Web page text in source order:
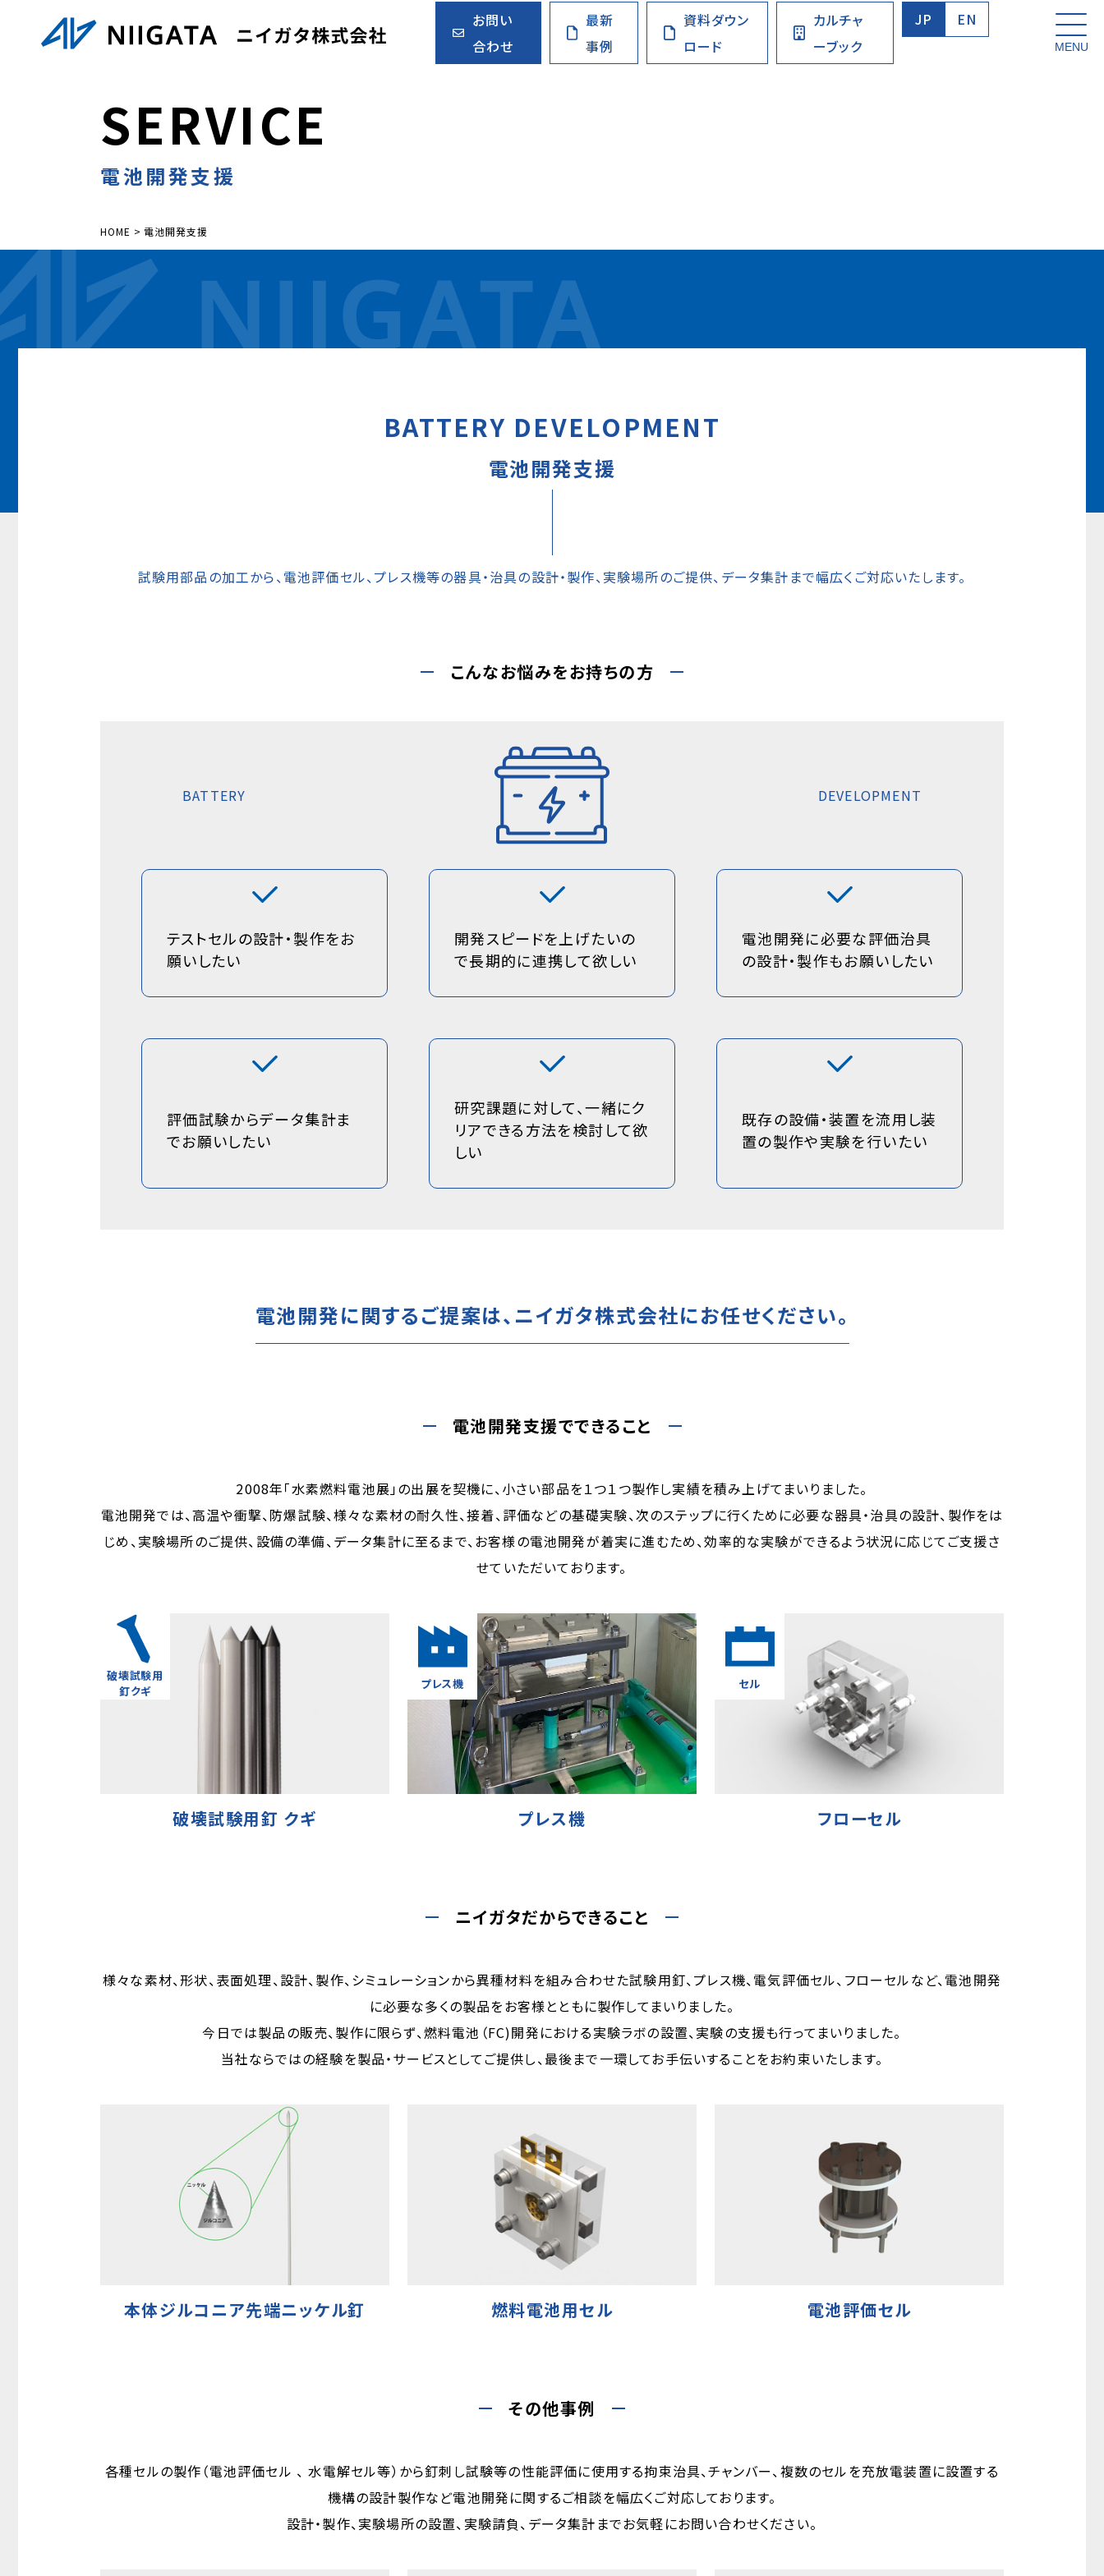
お問い
合わせ
最新
事例
資料ダウン
ロード
カルチャ
ーブック
JP EN
SERVICE
電池開発支援
HOME > 電池開発支援
BATTERY DEVELOPMENT
電池開発支援
試験用部品の加工から、電池評価セル、プレス機等の器具・治具の設計・製作、実験場所のご提供、データ集計まで幅広くご対応いたします。
こんなお悩みをお持ちの方
BATTERY DEVELOPMENT
テストセルの設計・製作をお
願いしたい
開発スピードを上げたいの
で長期的に連携して欲しい
電池開発に必要な評価治具
の設計・製作もお願いしたい
評価試験からデータ集計ま
でお願いしたい
研究課題に対して、一緒にク
リアできる方法を検討して欲
しい
既存の設備・装置を流用し装
置の製作や実験を行いたい
電池開発に関するご提案は、ニイガタ株式会社にお任せください。
電池開発支援でできること
2008年「水素燃料電池展」の出展を契機に、小さい部品を１つ１つ製作し実績を積み上げてまいりました。
電池開発では、高温や衝撃、防爆試験、様々な素材の耐久性、接着、評価などの基礎実験、次のステップに行くために必要な器具・治具の設計、製作をは
じめ、実験場所のご提供、設備の準備、データ集計に至るまで、お客様の電池開発が着実に進むため、効率的な実験ができるよう状況に応じてご支援さ
せていただいております。
破壊試験用
釘クギ
破壊試験用釘 クギ
プレス機
プレス機
セル
フローセル
ニイガタだからできること
様々な素材、形状、表面処理、設計、製作、シミュレーションから異種材料を組み合わせた試験用釘、プレス機、電気評価セル、フローセルなど、電池開発
に必要な多くの製品をお客様とともに製作してまいりました。
今日では製品の販売、製作に限らず、燃料電池（FC)開発における実験ラボの設置、実験の支援も行ってまいりました。
当社ならではの経験を製品・サービスとしてご提供し、最後まで一環してお手伝いすることをお約束いたします。
本体ジルコニア先端ニッケル釘 燃料電池用セル 電池評価セル
その他事例
各種セルの製作（電池評価セル 、 水電解セル等）から釘刺し試験等の性能評価に使用する拘束治具、チャンバー、複数のセルを充放電装置に設置する
機構の設計製作など電池開発に関するご相談を幅広くご対応しております。
設計・製作、実験場所の設置、実験請負、データ集計までお気軽にお問い合わせください。